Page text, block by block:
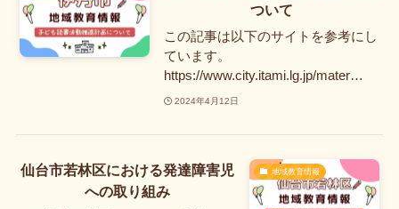
ついて
この記事は以下のサイトを参考にし
ています。
https://www.city.itami.lg.jp/mater…
2024年4月12日
地域教育情報
仙台市若林区における発達障害児
への取り組み